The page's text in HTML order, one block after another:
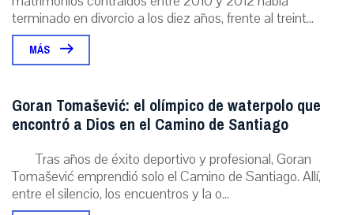
terminado en divorcio a los diez años, frente al treint...
MÁS
Goran Tomašević: el olímpico de waterpolo que
encontró a Dios en el Camino de Santiago
Tras años de éxito deportivo y profesional, Goran
Tomašević emprendió solo el Camino de Santiago. Allí,
entre el silencio, los encuentros y la o...